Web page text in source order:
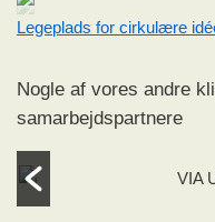
Legeplads for cirkulære
Nogle af vores andre
samarbejdspartnere